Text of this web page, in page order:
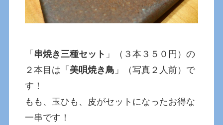
「 串焼き三種セット 」（３本３５０円）の
２本目は「 美唄焼き鳥 」（写真２人前）で
す！
もも、玉ひも、皮がセットになったお得な
一串です！